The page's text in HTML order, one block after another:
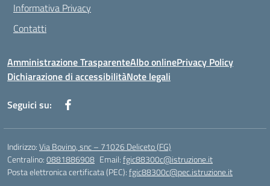
Informativa Privacy
Contatti
Amministrazione TrasparenteAlbo onlinePrivacy Policy
Dichiarazione di accessibilitàNote legali
Seguici su:
Indirizzo:Via Bovino, snc – 71026 Deliceto (FG)
Centralino:0881886908 Email:fgic88300c@istruzione.it
Posta elettronica certificata (PEC):fgic88300c@pec.istruzione.it